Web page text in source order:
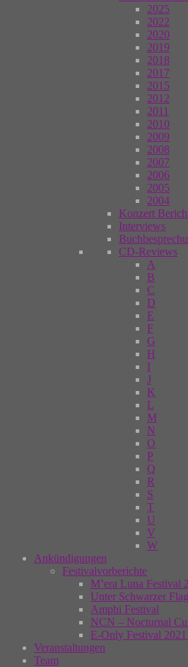
2025
2022
2020
2019
2018
2017
2015
2012
2011
2010
2009
2008
2007
2006
2005
2004
Konzert
Interviews
CD-Reviews
A
B
C
D
E
F
G
H
I
J
K
L
M
N
O
P
Q
R
S
T
U
V
W
Ankündigungen
Festivalvorberichte
M’era Luna Festival
Unter Schwarzer
Amphi Festival
NCN – Nocturnal
E-Only Festival
Veranstaltungen
Team